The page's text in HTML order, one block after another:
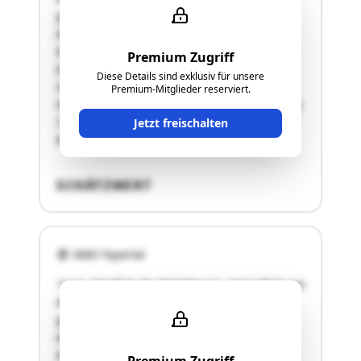
Premium Zugriff
Diese Details sind exklusiv für unsere
Premium-Mitglieder reserviert.
Jetzt freischalten
gelegenWegerschließung: Kein direkter
Anschluss an das öffentliche Gut, keine
Rechtsunsicherheiten betreffend Zufahrt
bekanntGrundstücksform: UnförmigLage am
Hang: UnterhangExposition:
NordostLängsneigung: 15 bis 25 %Querneigung:
5 bis 10 %Boden: Tiefgründige
BraunerdeAktuelle Nutzung: Wiese …"
SCHÄTZWERT
3683 Yspertal
"Lage: Nördlich des Wohnhauses und südlich von
Altenmarkt, am „Schaufelboden“
gelegenWegerschließung: Kein direkter
Anschluss an das öffentliche Gut, keine
Rechtsunsicherheiten betreffend Zufahrt